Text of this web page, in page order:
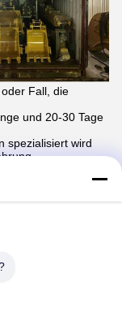
Fall, die
und 20-30 Tage
spezialisiert wird
Kunden außer der
Fall.
42 Zoll) laden
1.0m3 oder
für Bagger 30ton